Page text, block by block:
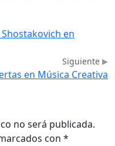
en
Siguiente
en Música Creativa
no será publicada.
con *